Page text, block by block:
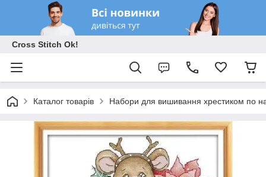
Cross Stitch Ok!
Каталог товарів Набори для вишивання хрестиком по